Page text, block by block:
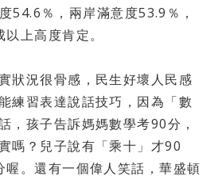
54.6％，兩岸滿意度53.9％，
上高度肯定。
狀況很骨感，民生好壞人民感
練習表達說話技巧，因為「數
，孩子告訴媽媽數學考90分，
嗎？兒子說有「乘十」才90
。還有一個偉人笑話，華盛頓